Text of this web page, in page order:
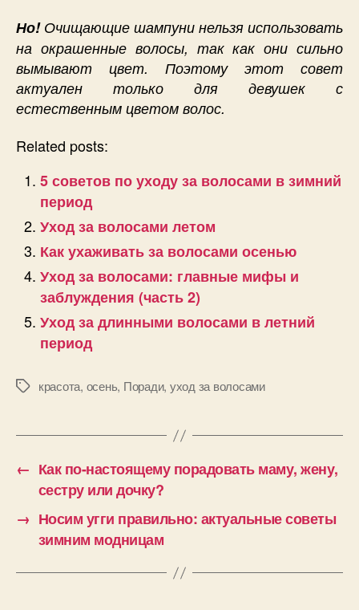
Но! Очищающие шампуни нельзя использовать
на окрашенные волосы, так как они сильно
вымывают цвет. Поэтому этот совет
актуален только для девушек с
естественным цветом волос.
Related posts:
5 советов по уходу за волосами в зимний
период
Уход за волосами летом
Как ухаживать за волосами осенью
Уход за волосами: главные мифы и
заблуждения (часть 2)
Уход за длинными волосами в летний
период
Позначки
красота, осень, Поради, уход за волосами
← Как по-настоящему порадовать маму, жену,
сестру или дочку?
→ Носим угги правильно: актуальные советы
зимним модницам